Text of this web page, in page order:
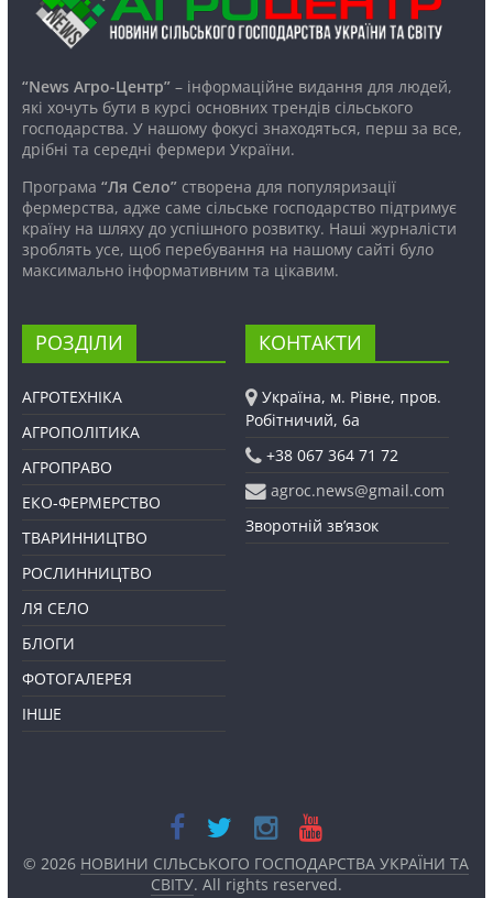
“News Агро-Центр”– інформаційне видання для людей,
які хочуть бути в курсі основних трендів сільського
господарства. У нашому фокусі знаходяться, перш за все,
дрібні та середні фермери України.
Програма “Ля Село”створена для популяризації
фермерства, адже саме сільське господарство підтримує
країну на шляху до успішного розвитку. Наші журналісти
зроблять усе, щоб перебування на нашому сайті було
максимально інформативним та цікавим.
РОЗДІЛИ
АГРОТЕХНІКА
АГРОПОЛІТИКА
АГРОПРАВО
ЕКО-ФЕРМЕРСТВО
ТВАРИННИЦТВО
РОСЛИННИЦТВО
ЛЯ СЕЛО
БЛОГИ
ФОТОГАЛЕРЕЯ
ІНШЕ
КОНТАКТИ
Україна, м. Рівне, пров.
Робітничий, 6а
+38 067 364 71 72
agroc.news@gmail.com
Зворотній зв’язок
© 2026 НОВИНИ СІЛЬСЬКОГО ГОСПОДАРСТВА УКРАЇНИ ТА
СВІТУ. All rights reserved.